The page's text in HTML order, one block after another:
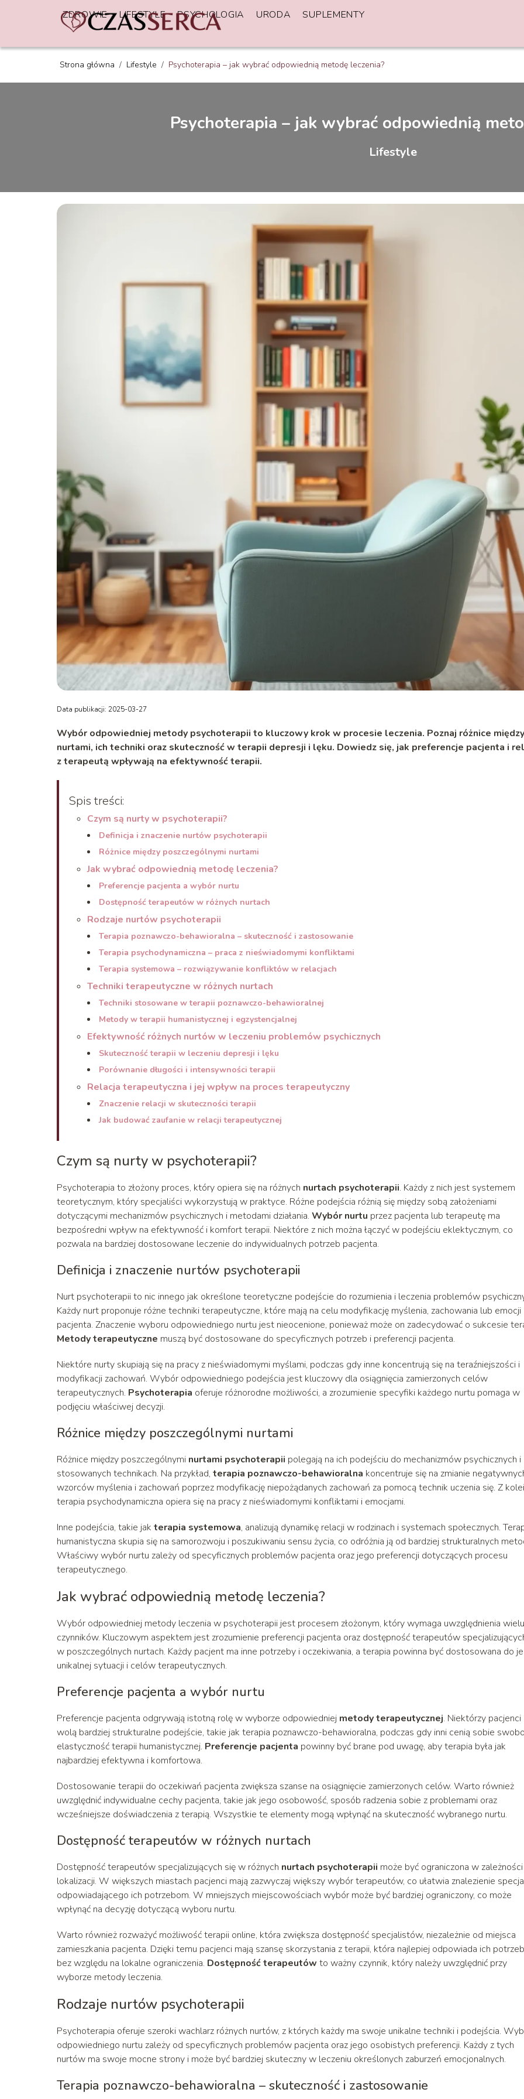
ZDROWIE LIFESTYLE PSYCHOLOGIA URODA SUPLEMENTY
Strona główna / Lifestyle / Psychoterapia – jak wybrać odpowiednią metodę leczenia?
Psychoterapia – jak wybrać odpowiednią
Lifestyle
Data publikacji: 2025-03-27
Wybór odpowiedniej metody psychoterapii to kluczowy krok w procesie leczenia. Poznaj różnice między
nurtami, ich techniki oraz skuteczność w terapii depresji i lęku. Dowiedz się, jak preferencje pacjenta i
z terapeutą wpływają na efektywność terapii.
Spis treści:
Czym są nurty w psychoterapii?
Definicja i znaczenie nurtów psychoterapii
Różnice między poszczególnymi nurtami
Jak wybrać odpowiednią metodę leczenia?
Preferencje pacjenta a wybór nurtu
Dostępność terapeutów w różnych nurtach
Rodzaje nurtów psychoterapii
Terapia poznawczo-behawioralna – skuteczność i zastosowanie
Terapia psychodynamiczna – praca z nieświadomymi konfliktami
Terapia systemowa – rozwiązywanie konfliktów w relacjach
Techniki terapeutyczne w różnych nurtach
Techniki stosowane w terapii poznawczo-behawioralnej
Metody w terapii humanistycznej i egzystencjalnej
Efektywność różnych nurtów w leczeniu problemów psychicznych
Skuteczność terapii w leczeniu depresji i lęku
Porównanie długości i intensywności terapii
Relacja terapeutyczna i jej wpływ na proces terapeutyczny
Znaczenie relacji w skuteczności terapii
Jak budować zaufanie w relacji terapeutycznej
Czym są nurty w psychoterapii?
Psychoterapia to złożony proces, który opiera się na różnych nurtach psychoterapii. Każdy z nich jest systemem
teoretycznym, który specjaliści wykorzystują w praktyce. Różne podejścia różnią się między sobą założeniami
dotyczącymi mechanizmów psychicznych i metodami działania. Wybór nurtu przez pacjenta lub terapeutę ma
bezpośredni wpływ na efektywność i komfort terapii. Niektóre z nich można łączyć w podejściu eklektycznym, co
pozwala na bardziej dostosowane leczenie do indywidualnych potrzeb pacjenta.
Definicja i znaczenie nurtów psychoterapii
Nurt psychoterapii to nic innego jak określone teoretyczne podejście do rozumienia i leczenia problemów
Każdy nurt proponuje różne techniki terapeutyczne, które mają na celu modyfikację myślenia, zachowania lub emocji
pacjenta. Znaczenie wyboru odpowiedniego nurtu jest nieocenione, ponieważ może on zadecydować o sukcesie
Metody terapeutyczne muszą być dostosowane do specyficznych potrzeb i preferencji pacjenta.
Niektóre nurty skupiają się na pracy z nieświadomymi myślami, podczas gdy inne koncentrują się na teraźniejszości i
modyfikacji zachowań. Wybór odpowiedniego podejścia jest kluczowy dla osiągnięcia zamierzonych celów
terapeutycznych. Psychoterapia oferuje różnorodne możliwości, a zrozumienie specyfiki każdego nurtu pomaga w
podjęciu właściwej decyzji.
Różnice między poszczególnymi nurtami
Różnice między poszczególnymi nurtami psychoterapii polegają na ich podejściu do mechanizmów psychicznych i
stosowanych technikach. Na przykład, terapia poznawczo-behawioralna koncentruje się na zmianie
wzorców myślenia i zachowań poprzez modyfikację niepożądanych zachowań za pomocą technik uczenia się. Z kolei
terapia psychodynamiczna opiera się na pracy z nieświadomymi konfliktami i emocjami.
Inne podejścia, takie jak terapia systemowa, analizują dynamikę relacji w rodzinach i systemach społecznych.
humanistyczna skupia się na samorozwoju i poszukiwaniu sensu życia, co odróżnia ją od bardziej strukturalnych
Właściwy wybór nurtu zależy od specyficznych problemów pacjenta oraz jego preferencji dotyczących procesu
terapeutycznego.
Jak wybrać odpowiednią metodę leczenia?
Wybór odpowiedniej metody leczenia w psychoterapii jest procesem złożonym, który wymaga uwzględnienia wielu
czynników. Kluczowym aspektem jest zrozumienie preferencji pacjenta oraz dostępność terapeutów
w poszczególnych nurtach. Każdy pacjent ma inne potrzeby i oczekiwania, a terapia powinna być dostosowana do
unikalnej sytuacji i celów terapeutycznych.
Preferencje pacjenta a wybór nurtu
Preferencje pacjenta odgrywają istotną rolę w wyborze odpowiedniej metody terapeutycznej. Niektórzy pacjenci
wolą bardziej strukturalne podejście, takie jak terapia poznawczo-behawioralna, podczas gdy inni cenią sobie
elastyczność terapii humanistycznej. Preferencje pacjenta powinny być brane pod uwagę, aby terapia była jak
najbardziej efektywna i komfortowa.
Dostosowanie terapii do oczekiwań pacjenta zwiększa szanse na osiągnięcie zamierzonych celów. Warto również
uwzględnić indywidualne cechy pacjenta, takie jak jego osobowość, sposób radzenia sobie z problemami oraz
wcześniejsze doświadczenia z terapią. Wszystkie te elementy mogą wpłynąć na skuteczność wybranego nurtu.
Dostępność terapeutów w różnych nurtach
Dostępność terapeutów specjalizujących się w różnych nurtach psychoterapii może być ograniczona w
lokalizacji. W większych miastach pacjenci mają zazwyczaj większy wybór terapeutów, co ułatwia znalezienie
odpowiadającego ich potrzebom. W mniejszych miejscowościach wybór może być bardziej ograniczony, co może
wpłynąć na decyzję dotyczącą wyboru nurtu.
Warto również rozważyć możliwość terapii online, która zwiększa dostępność specjalistów, niezależnie od miejsca
zamieszkania pacjenta. Dzięki temu pacjenci mają szansę skorzystania z terapii, która najlepiej odpowiada ich
bez względu na lokalne ograniczenia. Dostępność terapeutów to ważny czynnik, który należy uwzględnić przy
wyborze metody leczenia.
Rodzaje nurtów psychoterapii
Psychoterapia oferuje szeroki wachlarz różnych nurtów, z których każdy ma swoje unikalne techniki i podejścia.
odpowiedniego nurtu zależy od specyficznych problemów pacjenta oraz jego osobistych preferencji. Każdy z tych
nurtów ma swoje mocne strony i może być bardziej skuteczny w leczeniu określonych zaburzeń emocjonalnych.
Terapia poznawczo-behawioralna – skuteczność i zastosowanie